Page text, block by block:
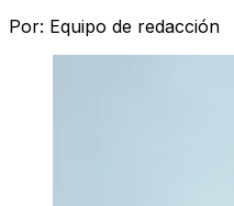
Por: Equipo de redacción